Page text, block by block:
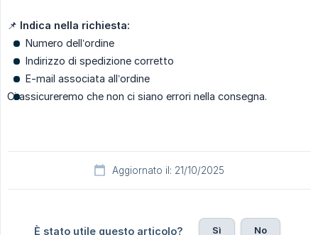
📌 Indica nella richiesta:
Numero dell’ordine
Indirizzo di spedizione corretto
E-mail associata all’ordine
Ci assicureremo che non ci siano errori nella consegna.
Aggiornato il: 21/10/2025
È stato utile questo articolo? Sì No